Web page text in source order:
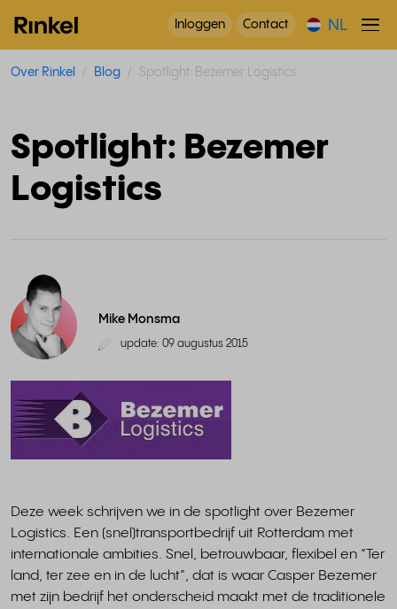
Inloggen Contact NL
Over Rinkel Blog Spotlight: Bezemer Logistics
Spotlight: Bezemer
Logistics
Mike Monsma
update: 09 augustus 2015
Deze week schrijven we in de spotlight over Bezemer
Logistics. Een (snel)transportbedrijf uit Rotterdam met
internationale ambities. Snel, betrouwbaar, flexibel en “Ter
land, ter zee en in de lucht”, dat is waar Casper Bezemer
met zijn bedrijf het onderscheid maakt met de traditionele